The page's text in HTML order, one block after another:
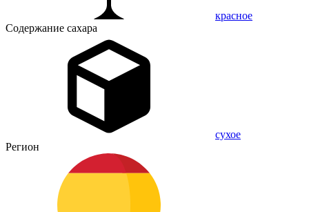
красное
Содержание сахара
сухое
Регион